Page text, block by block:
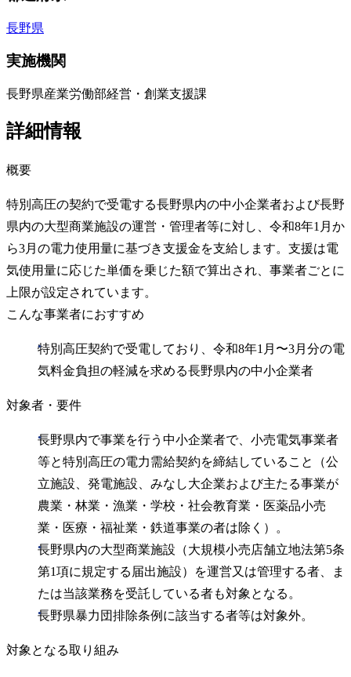
長野県
実施機関
長野県産業労働部経営・創業支援課
詳細情報
概要
特別高圧の契約で受電する長野県内の中小企業者および長野
県内の大型商業施設の運営・管理者等に対し、令和8年1月か
ら3月の電力使用量に基づき支援金を支給します。支援は電
気使用量に応じた単価を乗じた額で算出され、事業者ごとに
上限が設定されています。
こんな事業者におすすめ
特別高圧契約で受電しており、令和8年1月〜3月分の電
気料金負担の軽減を求める長野県内の中小企業者
対象者・要件
長野県内で事業を行う中小企業者で、小売電気事業者
等と特別高圧の電力需給契約を締結していること（公
立施設、発電施設、みなし大企業および主たる事業が
農業・林業・漁業・学校・社会教育業・医薬品小売
業・医療・福祉業・鉄道事業の者は除く）。
長野県内の大型商業施設（大規模小売店舗立地法第5条
第1項に規定する届出施設）を運営又は管理する者、ま
たは当該業務を受託している者も対象となる。
長野県暴力団排除条例に該当する者等は対象外。
対象となる取り組み